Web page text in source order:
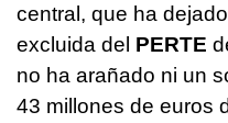
central, que ha
excluida del PERTE
no ha arañado ni un
43 millones de euros